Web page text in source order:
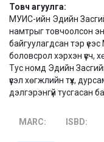
Товч агуулга:
МУИС-ийн Эдийн
намтрыг товчоолсон
байгуулагдсан тэр
боловсрол хэрхэн үүсч,
Тус номд Эдийн Засгийн
үүсэл хөгжлийн түүх,
дэлгэрэнгүй тусгасан
MARC: ISBD: